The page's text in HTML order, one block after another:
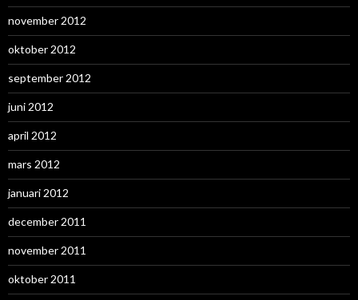
november 2012
oktober 2012
september 2012
juni 2012
april 2012
mars 2012
januari 2012
december 2011
november 2011
oktober 2011